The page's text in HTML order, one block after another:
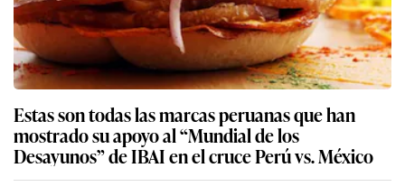
Estas son todas las marcas peruanas que han
mostrado su apoyo al “Mundial de los
Desayunos” de IBAI en el cruce Perú vs. México